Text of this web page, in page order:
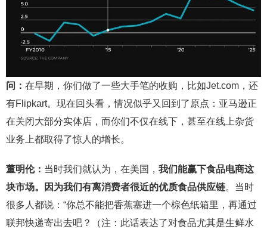
问： 在早期，你们做了一些大手笔的收购，比如Jet.com，还
有Flipkart。现在回头看，情况似乎又回到了原点：亚马逊正
在关闭大部分实体店，而你们不仅在线下，甚至在线上杂货
业务上都取得了惊人的增长。
董明伦： 当时我们就认为，在美国， 我们能赢下食品电商这
块市场。因为我们有离消费者很近的优质食品供应链。当时
很多人都说：“你总不能把香蕉塞进一个棕色纸箱里，再通过
联邦快递寄出去吧？（注：此话表达了对食品尤其是生鲜水